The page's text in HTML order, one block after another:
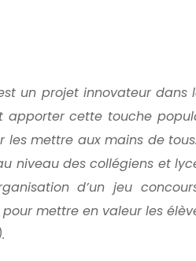
un projet innovateur
apporter cette touche
les mettre aux mains de
niveau des collégiens et
d’un jeu
mettre en valeur les